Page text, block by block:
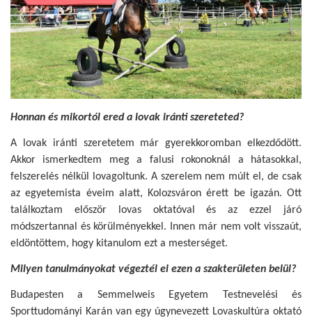
Honnan és mikortól ered a lovak iránti szereteted?
A lovak iránti szeretetem már gyerekkoromban elkezdődött.
Akkor ismerkedtem meg a falusi rokonoknál a hátasokkal,
felszerelés nélkül lovagoltunk. A szerelem nem múlt el, de csak
az egyetemista éveim alatt, Kolozsváron érett be igazán. Ott
találkoztam először lovas oktatóval és az ezzel járó
módszertannal és körülményekkel. Innen már nem volt visszaút,
eldöntöttem, hogy kitanulom ezt a mesterséget.
Milyen tanulmányokat végeztél el ezen a szakterületen belül?
Budapesten a Semmelweis Egyetem Testnevelési és
Sporttudományi Karán van egy úgynevezett Lovaskultúra oktató